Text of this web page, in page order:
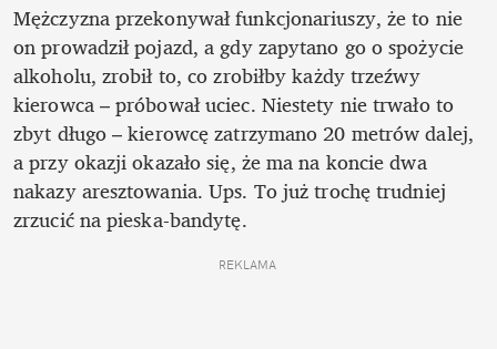
Mężczyzna przekonywał funkcjonariuszy, że to nie
on prowadził pojazd, a gdy zapytano go o spożycie
alkoholu, zrobił to, co zrobiłby każdy trzeźwy
kierowca – próbował uciec. Niestety nie trwało to
zbyt długo – kierowcę zatrzymano 20 metrów dalej,
a przy okazji okazało się, że ma na koncie dwa
nakazy aresztowania. Ups. To już trochę trudniej
zrzucić na pieska-bandytę.
REKLAMA